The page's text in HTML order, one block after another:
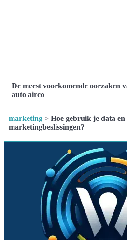
De meest voorkomende oorzaken
auto airco
marketing > Hoe gebruik je data
marketingbeslissingen?